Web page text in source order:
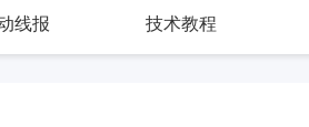
线报 技术教程